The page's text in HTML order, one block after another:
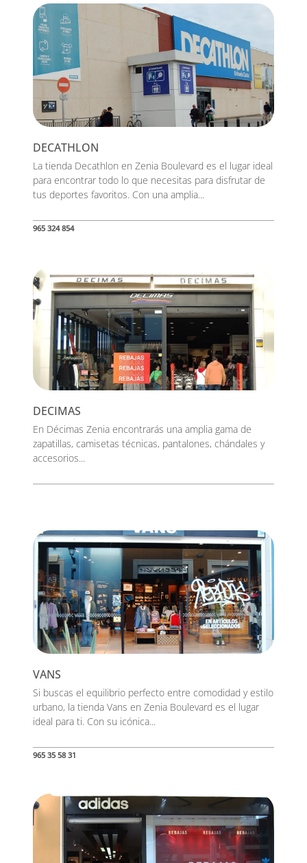
DECATHLON
La tienda Decathlon en Zenia Boulevard es el lugar ideal
para encontrar todo lo que necesitas para disfrutar de
tus deportes favoritos. Con una amplia...
965 324 854
DECIMAS
En Décimas Zenia encontrarás una amplia gama de
zapatillas, camisetas técnicas, pantalones, chándales y
accesorios...
VANS
Si buscas el equilibrio perfecto entre comodidad y estilo
urbano, la tienda Vans en Zenia Boulevard es el lugar
ideal para ti. Con su icónica...
965 35 58 31